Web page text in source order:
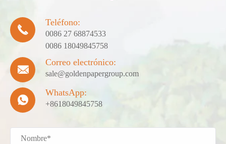

Teléfono:
0086 27 68874533
0086 18049845758

Correo electrónico:
sale@goldenpapergroup.com

WhatsApp:
+8618049845758